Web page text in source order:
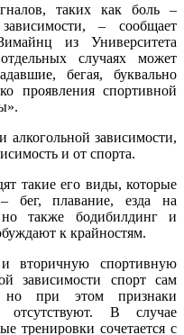
таких как боль –
– сообщает
из Университета
случаях может
бегая, буквально
проявления спортивной
алкогольной зависимости,
и от спорта.
такие его виды, которые
бег, плавание, езда на
также бодибилдинг и
к крайностям.
вторичную спортивную
зависимости спорт сам
но при этом признаки
отсутствуют. В случае
тренировки сочетается с